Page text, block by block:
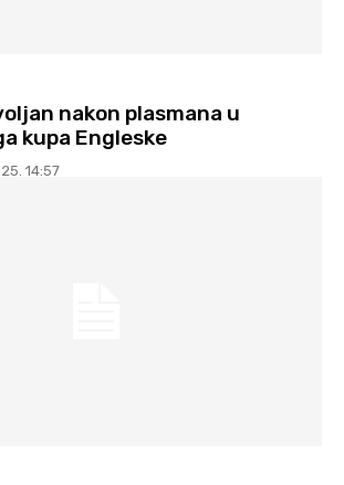
nakon plasmana u
kupa Engleske
14:57